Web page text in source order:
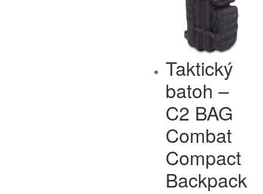
Taktický
batoh –
C2 BAG
Combat
Compact
Backpack